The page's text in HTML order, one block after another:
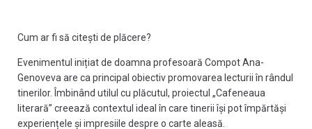
Cum ar fi să citești de plăcere?
Evenimentul inițiat de doamna profesoară Compot Ana-
Genoveva are ca principal obiectiv promovarea lecturii în rândul
tinerilor. Îmbinând utilul cu plăcutul, proiectul „Cafeneaua
literară” creează contextul ideal în care tinerii își pot împărtăși
experiențele și impresiile despre o carte aleasă.